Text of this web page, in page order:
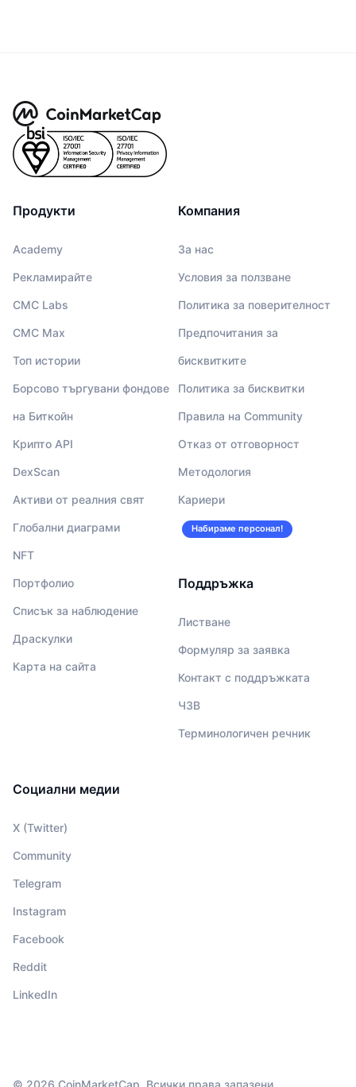
Продукти
Academy
Рекламирайте
CMC Labs
CMC Max
Топ истории
Борсово търгувани фондове
на Биткойн
Крипто API
DexScan
Активи от реалния свят
Глобални диаграми
NFT
Портфолио
Списък за наблюдение
Драскулки
Карта на сайта
Компания
За нас
Условия за ползване
Политика за поверителност
Предпочитания за
бисквитките
Политика за бисквитки
Правила на Community
Отказ от отговорност
Методология
Кариери
Набираме персонал!
Поддръжка
Листване
Формуляр за заявка
Контакт с поддръжката
ЧЗВ
Терминологичен речник
Социални медии
X (Twitter)
Community
Telegram
Instagram
Facebook
Reddit
LinkedIn